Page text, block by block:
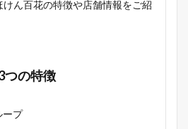
ん百花の特徴や店舗情報をご紹
つの特徴
ープ